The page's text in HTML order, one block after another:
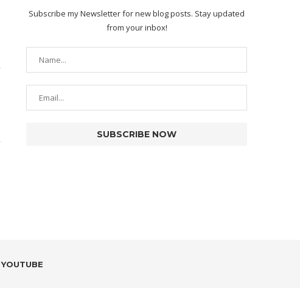
Subscribe my Newsletter for new blog posts. Stay updated
from your inbox!
YOUTUBE